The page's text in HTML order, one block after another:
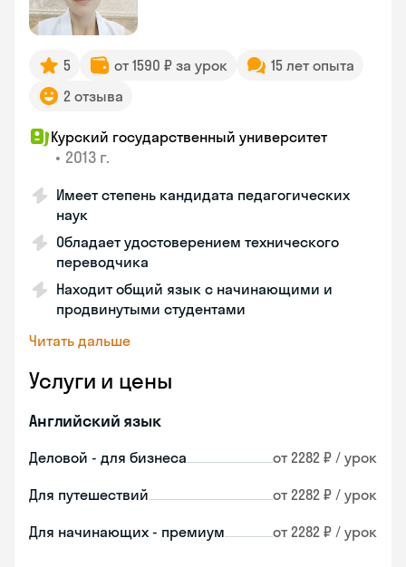
5 от 1590 ₽ за урок
15 лет опыта
2 отзыва
Курский государственный университет
• 2013 г.
Имеет степень кандидата педагогических
наук
Обладает удостоверением технического
переводчика
Находит общий язык с начинающими и
продвинутыми студентами
Читать дальше
Услуги и цены
Английский язык
Деловой - для бизнеса от 2282 ₽ / урок
Для путешествий от 2282 ₽ / урок
Для начинающих - премиум от 2282 ₽ / урок